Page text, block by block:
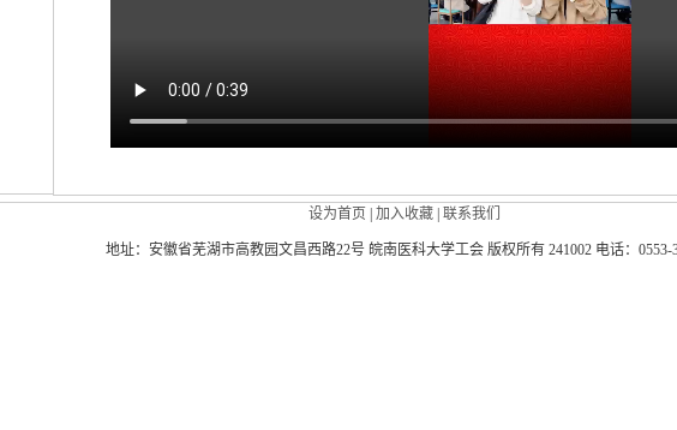
设为首页 加入收藏 联系我们
地址：安徽省芜湖市高教园文昌西路22号 皖南医科大学工会 版权所有 241002 电话：0553-